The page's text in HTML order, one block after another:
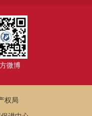
微博
权局